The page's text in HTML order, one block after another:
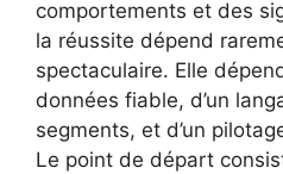
comportements et des
la réussite dépend
spectaculaire. Elle
données fiable, d’un
segments, et d’un
Le point de départ